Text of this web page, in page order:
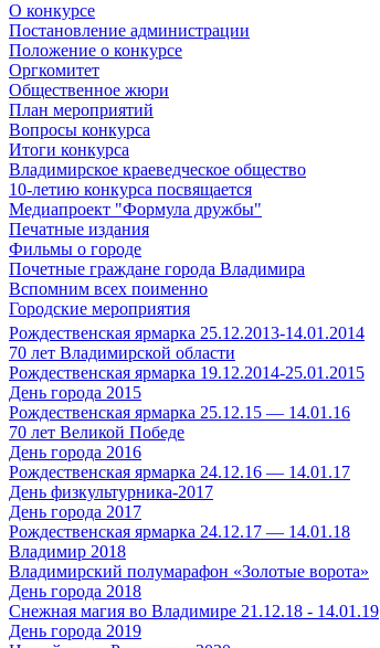
О конкурсе
Постановление администрации
Положение о конкурсе
Оргкомитет
Общественное жюри
План мероприятий
Вопросы конкурса
Итоги конкурса
Владимирское краеведческое общество
10-летию конкурса посвящается
Медиапроект "Формула дружбы"
Печатные издания
Фильмы о городе
Почетные граждане города Владимира
Вспомним всех поименно
Городские мероприятия
Рождественская ярмарка 25.12.2013-14.01.2014
70 лет Владимирской области
Рождественская ярмарка 19.12.2014-25.01.2015
День города 2015
Рождественская ярмарка 25.12.15 — 14.01.16
70 лет Великой Победе
День города 2016
Рождественская ярмарка 24.12.16 — 14.01.17
День физкультурника-2017
День города 2017
Рождественская ярмарка 24.12.17 — 14.01.18
Владимир 2018
Владимирский полумарафон «Золотые ворота»
День города 2018
Снежная магия во Владимире 21.12.18 - 14.01.19
День города 2019